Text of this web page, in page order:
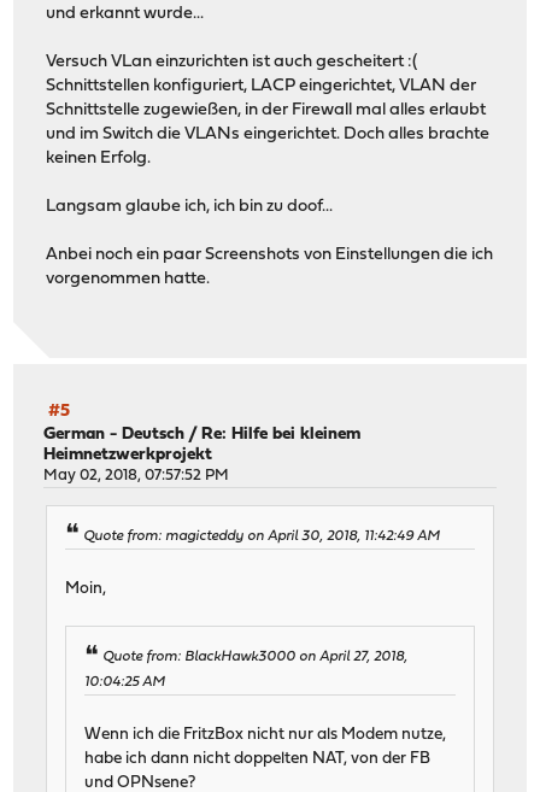
und erkannt wurde...
Versuch VLan einzurichten ist auch gescheitert :(
Schnittstellen konfiguriert, LACP eingerichtet, VLAN der
Schnittstelle zugewießen, in der Firewall mal alles erlaubt
und im Switch die VLANs eingerichtet. Doch alles brachte
keinen Erfolg.
Langsam glaube ich, ich bin zu doof...
Anbei noch ein paar Screenshots von Einstellungen die ich
vorgenommen hatte.
#5
German - Deutsch / Re: Hilfe bei kleinem
Heimnetzwerkprojekt
May 02, 2018, 07:57:52 PM
Quote from: magicteddy on April 30, 2018, 11:42:49 AM
Moin,
Quote from: BlackHawk3000 on April 27, 2018,
10:04:25 AM
Wenn ich die FritzBox nicht nur als Modem nutze,
habe ich dann nicht doppelten NAT, von der FB
und OPNsene?